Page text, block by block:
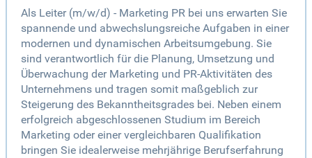
Als Leiter (m/w/d) - Marketing PR bei uns erwarten Sie
spannende und abwechslungsreiche Aufgaben in einer
modernen und dynamischen Arbeitsumgebung. Sie
sind verantwortlich für die Planung, Umsetzung und
Überwachung der Marketing und PR-Aktivitäten des
Unternehmens und tragen somit maßgeblich zur
Steigerung des Bekanntheitsgrades bei. Neben einem
erfolgreich abgeschlossenen Studium im Bereich
Marketing oder einer vergleichbaren Qualifikation
bringen Sie idealerweise mehrjährige Berufserfahrung